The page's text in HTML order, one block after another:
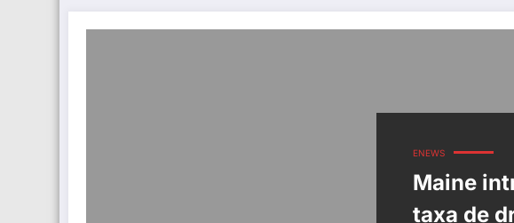
ENEWS
Maine
taxa de